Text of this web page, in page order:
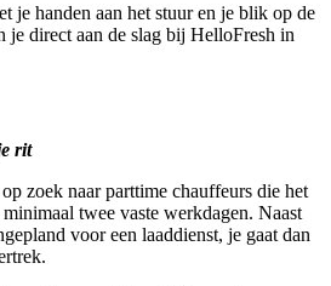
je handen aan het stuur en je blik op de
je direct aan de slag bij HelloFresh in
rit
zoek naar parttime chauffeurs die het
twee vaste werkdagen. Naast
voor een laaddienst, je gaat dan